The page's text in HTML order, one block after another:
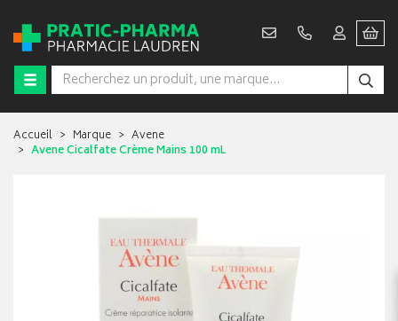
Accueil Marque
Avene
Avene Cicalfate Crème Mains 100 mL